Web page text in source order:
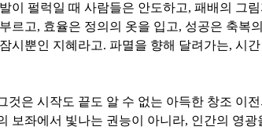
이 펄럭일 때 사람들은 안도하고, 패배의 그
르고, 효율은 정의의 옷을 입고, 성공은 축복
시뿐인 지혜라고. 파멸을 향해 달려가는, 시
것은 시작도 끝도 알 수 없는 아득한 창조 이
보좌에서 빛나는 권능이 아니라, 인간의 영광